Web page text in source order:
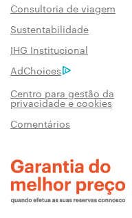
Consultoria de viagem
Sustentabilidade
IHG Institucional
AdChoices
Centro para gestão da
privacidade e cookies
Comentários